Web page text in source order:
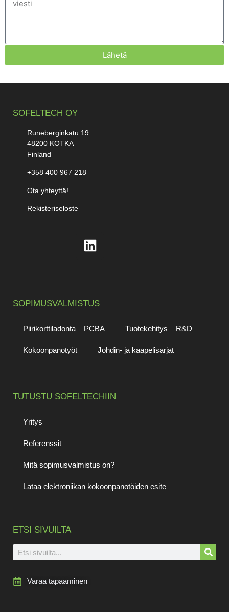
Lähetä
SOFELTECH OY
Runeberginkatu 19
48200 KOTKA
Finland
+358 400 967 218
Ota yhteyttä!
Rekisteriseloste
SOPIMUSVALMISTUS
Piirikorttiladonta – PCBA Tuotekehitys – R&D
Kokoonpanotyöt Johdin- ja kaapelisarjat
TUTUSTU SOFELTECHIIN
Yritys
Referenssit
Mitä sopimusvalmistus on?
Lataa elektroniikan kokoonpanotöiden esite
ETSI SIVUILTA
Varaa tapaaminen